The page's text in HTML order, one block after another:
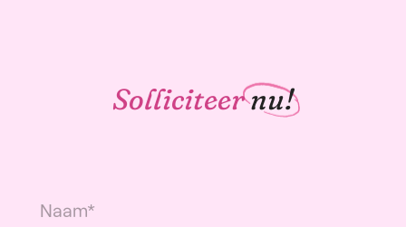
Solliciteernu!